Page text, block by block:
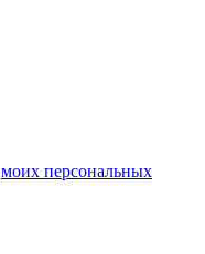
моих персональных